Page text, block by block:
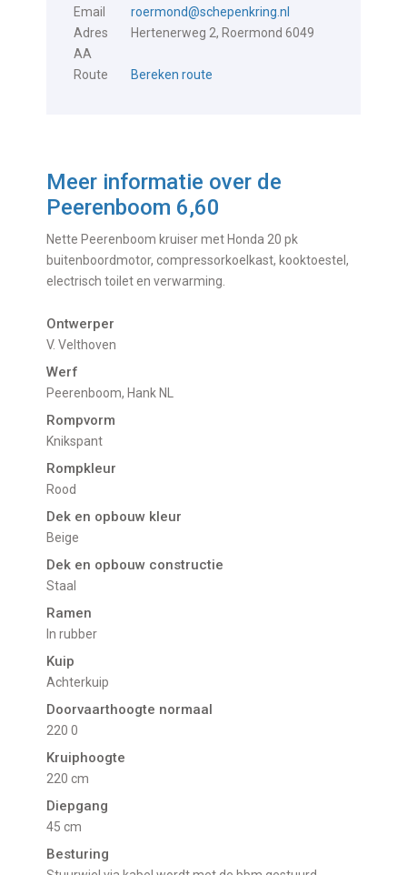
Email
roermond@schepenkring.nl
Adres
Hertenerweg 2, Roermond 6049
AA
Route
Bereken route
Meer informatie over de
Peerenboom 6,60
Nette Peerenboom kruiser met Honda 20 pk
buitenboordmotor, compressorkoelkast, kooktoestel,
electrisch toilet en verwarming.
Ontwerper
V. Velthoven
Werf
Peerenboom, Hank NL
Rompvorm
Knikspant
Rompkleur
Rood
Dek en opbouw kleur
Beige
Dek en opbouw constructie
Staal
Ramen
in rubber
Kuip
Achterkuip
Doorvaarthoogte normaal
220 0
Kruiphoogte
220 cm
Diepgang
45 cm
Besturing